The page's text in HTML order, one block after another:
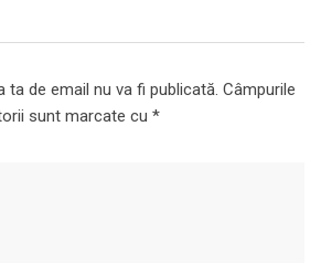
ta de email nu va fi publicată. Câmpurile
sunt marcate cu *